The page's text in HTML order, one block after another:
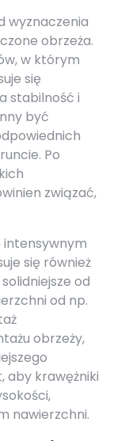
wyznaczenia
obrzeża.
w którym
się
stabilność i
być
Po
związać,
intensywnym
się również
od
od np.
obrzeży,
aby krawężniki
nawierzchni.